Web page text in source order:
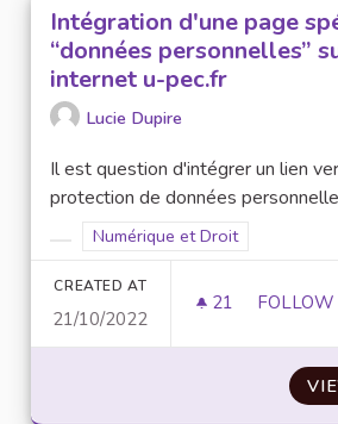
Intégration d'une page
“données personnelles”
internet u-pec.fr
Lucie Dupire
Il est question d'intégrer un lien
protection de données
Filter results for category:
Filter results for scope:
Numérique et Droit
CREATED AT
21/10/2022
21 21
FOLLOW